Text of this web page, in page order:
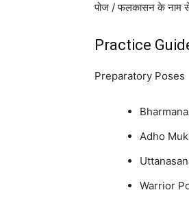
पोज / फलकासन के नाम से
Practice
Preparatory Poses
Adho
Warrior